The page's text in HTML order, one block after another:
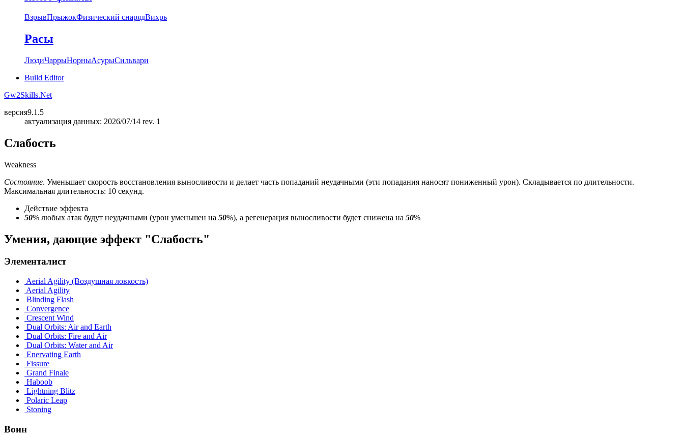
ВзрывПрыжокФизический снарядВихрь
Расы
ЛюдиЧаррыНорныАсурыСильвари
Build Editor
Gw2Skills.Net
версия9.1.5
актуализация данных: 2026/07/14 rev. 1
Слабость
Weakness
Состояние. Уменьшает скорость восстановления выносливости и делает часть попаданий неудачными (эти попадания наносят пониженный урон). Складывается по длительности.
Максимальная длительность: 10 секунд.
Действие эффекта
50% любых атак будут неудачными (урон уменьшен на 50%), а регенерация выносливости будет снижена на 50%
Умения, дающие эффект "Слабость"
Элементалист
Aerial Agility (Воздушная ловкость)
Aerial Agility
Blinding Flash
Convergence
Crescent Wind
Dual Orbits: Air and Earth
Dual Orbits: Fire and Air
Dual Orbits: Water and Air
Enervating Earth
Fissure
Grand Finale
Haboob
Lightning Blitz
Polaric Leap
Stoning
Воин